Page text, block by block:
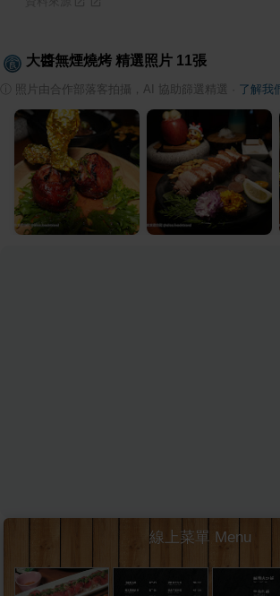
大醬無煙燒烤 精選照片 11張
照片由合作部落客拍攝，AI 協助篩選精選 了解我
線上菜單 Menu